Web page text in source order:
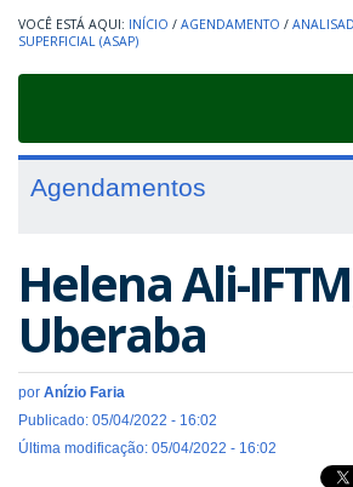
INÍCIO / AGENDAMENTO /
SUPERFICIAL (ASAP)
Agendamentos
Helena Ali-
Uberaba
por Anízio Faria
Publicado: 05/04/2022 - 16:02
Última modificação: 05/04/2022 - 16:02